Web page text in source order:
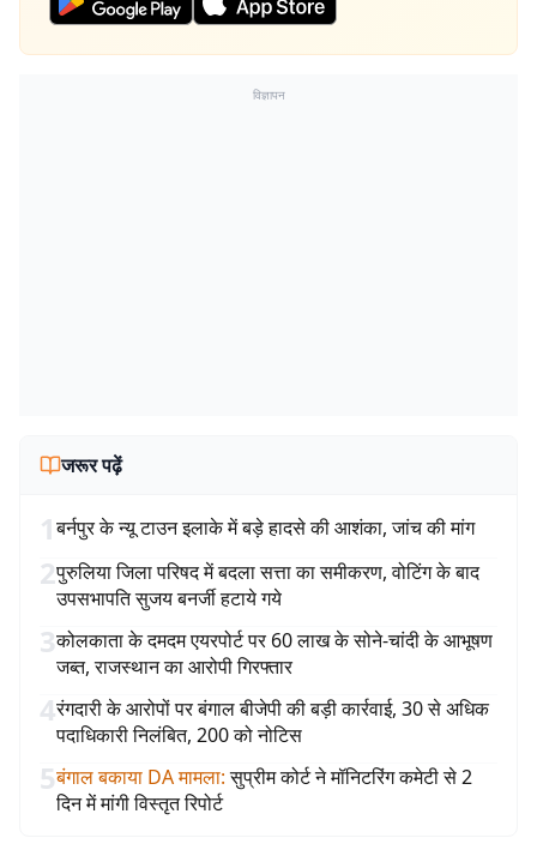
विज्ञापन
जरूर पढ़ें
1बर्नपुर के न्यू टाउन इलाके में बड़े हादसे की आशंका, जांच की मांग
2पुरुलिया जिला परिषद में बदला सत्ता का समीकरण, वोटिंग के बाद
उपसभापति सुजय बनर्जी हटाये गये
3कोलकाता के दमदम एयरपोर्ट पर 60 लाख के सोने-चांदी के आभूषण
जब्त, राजस्थान का आरोपी गिरफ्तार
4रंगदारी के आरोपों पर बंगाल बीजेपी की बड़ी कार्रवाई, 30 से अधिक
पदाधिकारी निलंबित, 200 को नोटिस
5बंगाल बकाया DA मामला: सुप्रीम कोर्ट ने मॉनिटरिंग कमेटी से 2
दिन में मांगी विस्तृत रिपोर्ट